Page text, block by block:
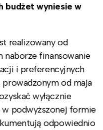
budżet wyniesie w
realizowany od
naborze finansowanie
i preferencyjnych
od maja
wyłącznie
podwyższonej formie
odpowiednio